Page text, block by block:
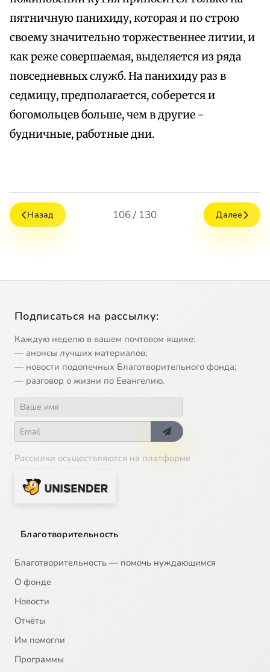
пятничную панихиду, которая и по строю
своему значительно торжественнее литии, и
как реже совершаемая, выделяется из ряда
повседневных служб. На панихиду раз в
седмицу, предполагается, соберется и
богомольцев больше, чем в другие -
будничные, работные дни.
Назад 106 / 130 Далее
Подписаться на рассылку:
Каждую неделю в вашем почтовом ящике:
— анонсы лучших материалов;
— новости подопечных Благотворительного фонда;
— разговор о жизни по Евангелию.
Рассылки осуществляются на платформе
Благотворительность
Благотворительность — помочь нуждающимся
О фонде
Новости
Отчёты
Им помогли
Программы